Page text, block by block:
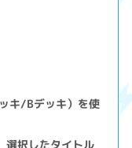
キ/Bデッキ）を使